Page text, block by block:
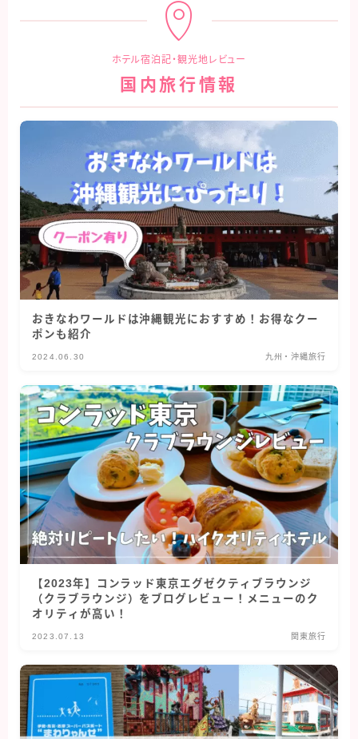
ホテル宿泊記・観光地レビュー
国内旅行情報
おきなわワールドは沖縄観光におすすめ！お得なクー
ポンも紹介
2024.06.30 九州・沖縄旅行
【2023年】コンラッド東京エグゼクティブラウンジ
（クラブラウンジ）をブログレビュー！メニューのク
オリティが高い！
2023.07.13 関東旅行